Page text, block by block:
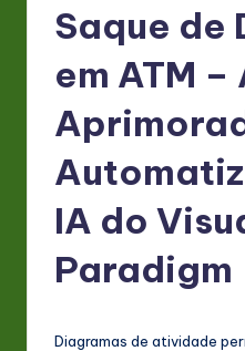
Saque de
em ATM
IA do
Paradigm
Diagramas de atividade